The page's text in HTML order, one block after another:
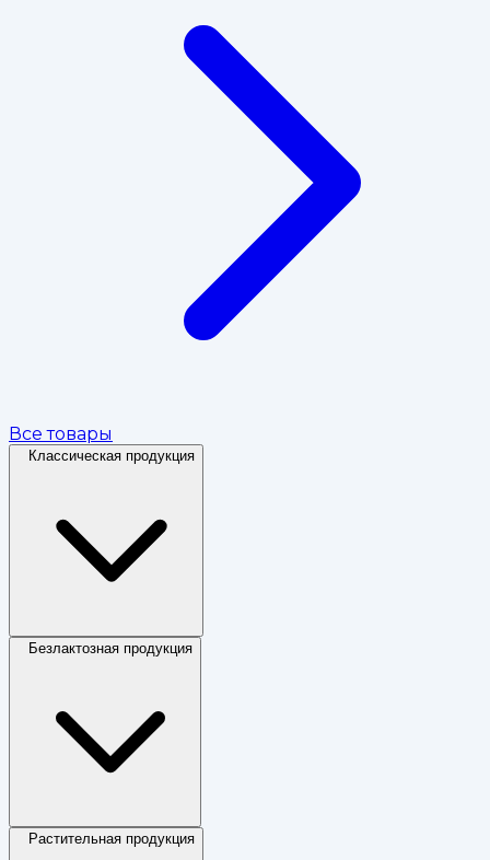
Все товары
Классическая продукция
Безлактозная продукция
Растительная продукция